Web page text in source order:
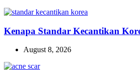
Kenapa Standar Kecantikan
August 8, 2026